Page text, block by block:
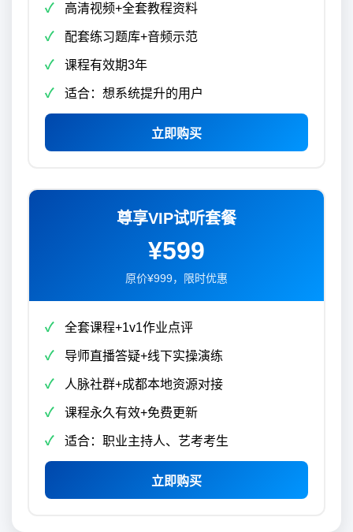
高清视频+全套教程资料
配套练习题库+音频示范
课程有效期3年
适合：想系统提升的用户
立即购买
尊享VIP试听套餐
¥599
原价¥999，限时优惠
全套课程+1v1作业点评
导师直播答疑+线下实操演练
人脉社群+成都本地资源对接
课程永久有效+免费更新
适合：职业主持人、艺考考生
立即购买